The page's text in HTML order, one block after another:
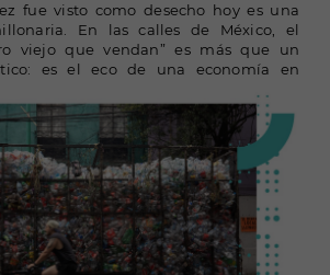
fue visto como desecho hoy es una
En las calles de México, el
viejo que vendan” es más que un
es el eco de una economía en